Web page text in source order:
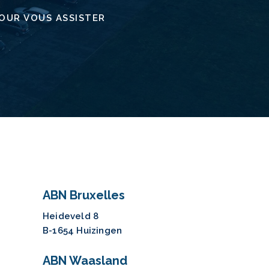
VOUS ASSISTER
ABN Bruxelles
Heideveld 8
B-1654 Huizingen
ABN Waasland